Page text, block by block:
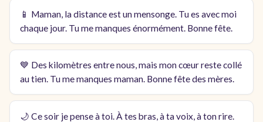
📱 Maman, la distance est un mensonge. Tu es avec moi
chaque jour. Tu me manques énormément. Bonne fête.
💙 Des kilomètres entre nous, mais mon cœur reste collé
au tien. Tu me manques maman. Bonne fête des mères.
🌙 Ce soir je pense à toi. À tes bras, à ta voix, à ton rire.